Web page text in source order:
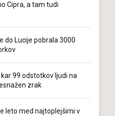
Cipra, a tam tudi
do Lucije pobrala 3000
99 odstotkov ljudi na
zrak
leto med najtoplejšimi v